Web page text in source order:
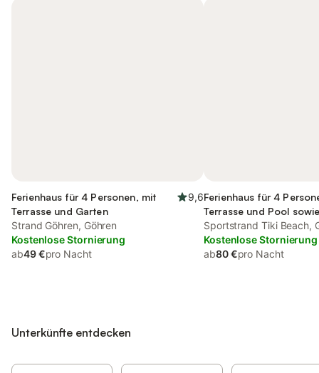
Ferienhaus für 4 Personen, mit
Terrasse und Garten
9,6
Strand Göhren, Göhren
Kostenlose Stornierung
ab49 €pro Nacht
Ferienhaus für 4
Terrasse und Pool
Sportstrand Tiki Beach,
Kostenlose Stornierung
ab80 €pro Nacht
Unterkünfte entdecken